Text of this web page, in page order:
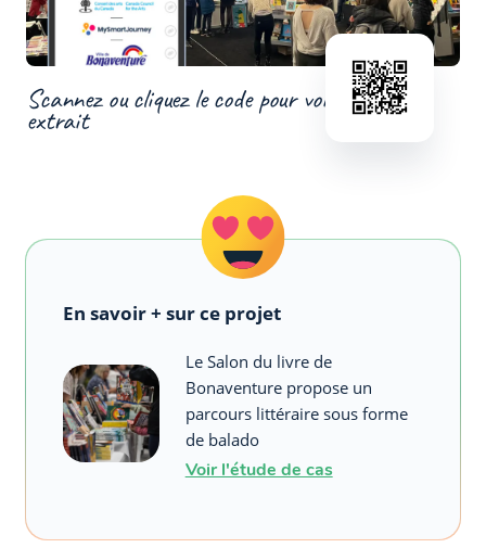
Scannez ou cliquez le code pour voir un
extrait
En savoir + sur ce projet
Le Salon du livre de
Bonaventure propose un
parcours littéraire sous forme
de balado
Voir l'étude de cas